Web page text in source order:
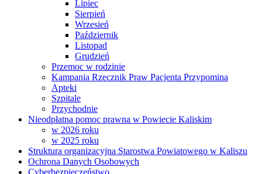
Lipiec
Sierpień
Wrzesień
Październik
Listopad
Grudzień
Przemoc w rodzinie
Kampania Rzecznik Praw Pacjenta Przypomina
Apteki
Szpitale
Przychodnie
Nieodpłatna pomoc prawna w Powiecie Kaliskim
w 2026 roku
w 2025 roku
Struktura organizacyjna Starostwa Powiatowego w Kaliszu
Ochrona Danych Osobowych
Cyberbezpieczeństwo